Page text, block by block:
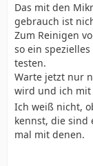
Das mit den
gebrauch ist
Zum Reinigen
so ein
testen.
Warte jetzt nur
wird und ich mit
Ich weiß nicht,
kennst, die sind
mal mit denen.